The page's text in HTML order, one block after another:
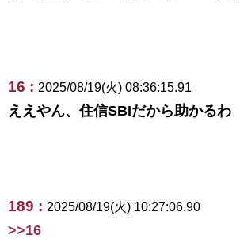
16 : 2025/08/19(火) 08:36:15.91
ええやん、住信SBIだから助かるわ
189 : 2025/08/19(火) 10:27:06.90
>>16